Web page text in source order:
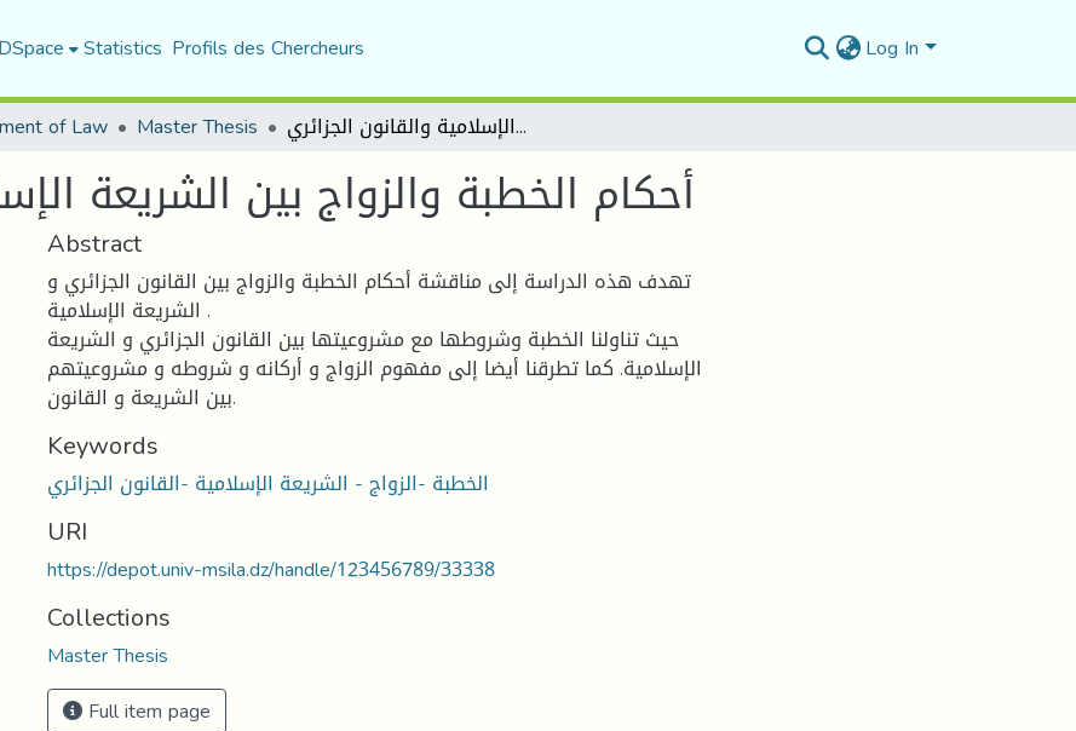
Statistics Profils des Chercheurs Log In
of Law Master Thesis أحكام الخطبة والزواج بين الشريعة الإسلامية والقانون الجزائري
أحكام الخطبة والزواج بين الشريعة
Abstract
تهدف هذه الدراسة إلى مناقشة أحكام الخطبة والزواج بين القانون الجزائري و
الشريعة الإسلامية .
حيث تناولنا الخطبة وشروطها مع مشروعيتها بين القانون الجزائري و الشريعة
الإسلامية. كما تطرقنا أيضا إلى مفهوم الزواج و أركانه و شروطه و مشروعيتهم
بين الشريعة و القانون.
Keywords
الخطبة -الزواج - الشريعة الإسلامية -القانون الجزائري
URI
https://depot.univ-msila.dz/handle/123456789/33338
Collections
Master Thesis
Full item page